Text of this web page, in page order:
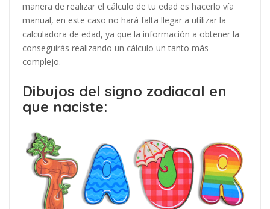
manera de realizar el cálculo de tu edad es hacerlo vía
manual, en este caso no hará falta llegar a utilizar la
calculadora de edad, ya que la información a obtener la
conseguirás realizando un cálculo un tanto más
complejo.
Dibujos del signo zodiacal en
que naciste: